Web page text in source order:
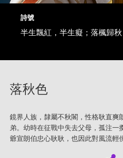
詩號
半生飄紅，半生癡；落楓歸秋
落秋色
鏡界人族，隸屬不秋閣，性格耿直爽
弟。幼時在征戰中失去父母，孤注一
爺宣朗伯忠心耿耿，也因此對風流輕